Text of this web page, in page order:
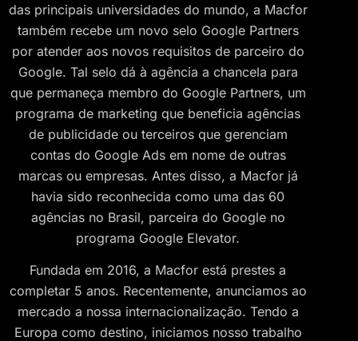
das principais universidades do mundo, a Macfor
também recebe um novo selo Google Partners
por atender aos novos requisitos de parceiro do
Google. Tal selo dá à agência a chancela para
que permaneça membro do Google Partners, um
programa de marketing que beneficia agências
de publicidade ou terceiros que gerenciam
contas do Google Ads em nome de outras
marcas ou empresas. Antes disso, a Macfor já
havia sido reconhecida como uma das 60
agências no Brasil, parceira do Google no
programa Google Elevator.
Fundada em 2016, a Macfor está prestes a
completar 5 anos. Recentemente, anunciamos ao
mercado a nossa internacionalização. Tendo a
Europa como destino, iniciamos nosso trabalho